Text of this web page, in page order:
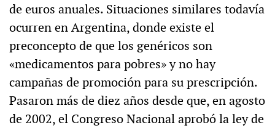
de euros anuales. Situaciones similares todavía
ocurren en Argentina, donde existe el
preconcepto de que los genéricos son
«medicamentos para pobres» y no hay
campañas de promoción para su prescripción.
Pasaron más de diez años desde que, en agosto
de 2002, el Congreso Nacional aprobó la ley de